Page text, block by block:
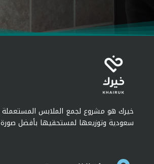
سعودية وتوزيعها لمستحقيها بأفضل صورة